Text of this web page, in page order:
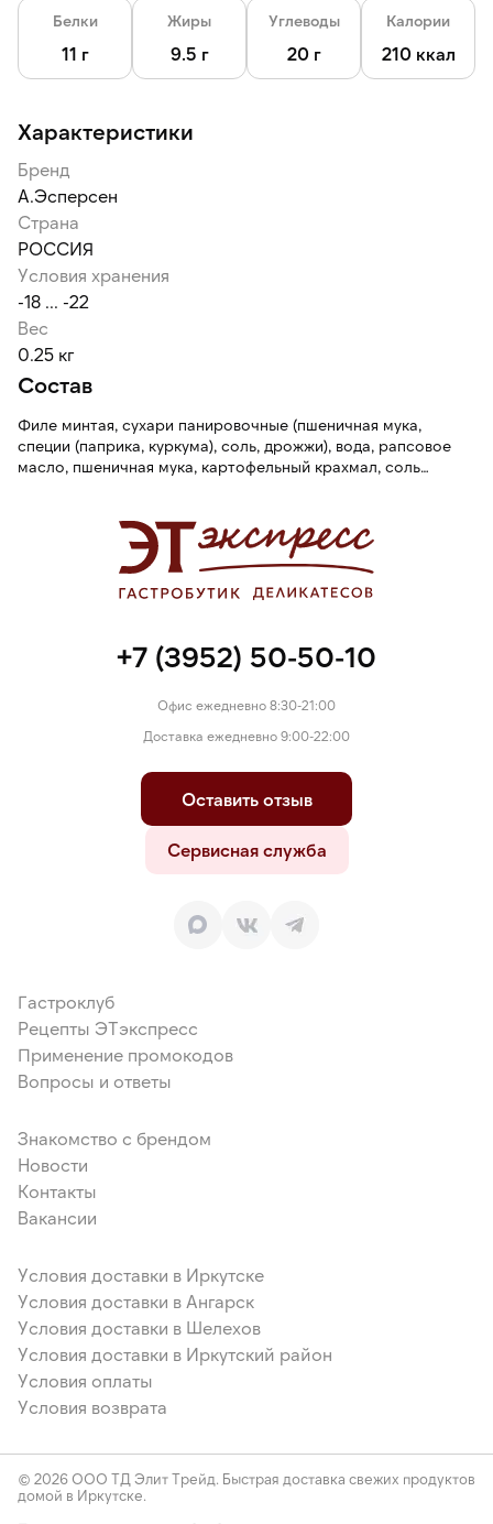
Белки
11 г
Жиры
9.5 г
Углеводы
20 г
Калории
210 ккал
Характеристики
Бренд
А.Эсперсен
Страна
РОССИЯ
Условия хранения
-18 ... -22
Вес
0.25 кг
Состав
Филе минтая, сухари панировочные (пшеничная мука,
специи (паприка, куркума), соль, дрожжи), вода, рапсовое
масло, пшеничная мука, картофельный крахмал, соль
+7 (3952) 50-50-10
Офис ежедневно 8:30-21:00
Доставка ежедневно 9:00-22:00
Оставить отзыв
Сервисная служба
Гастроклуб
Рецепты ЭТэкспресс
Применение промокодов
Вопросы и ответы
Знакомство с брендом
Новости
Контакты
Вакансии
Условия доставки в Иркутске
Условия доставки в Ангарск
Условия доставки в Шелехов
Условия доставки в Иркутский район
Условия оплаты
Условия возврата
© 2026 ООО ТД Элит Трейд. Быстрая доставка свежих продуктов
домой в Иркутске.